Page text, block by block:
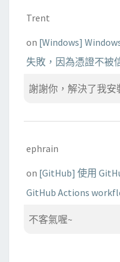
Trent
on [Windows]
失敗，因為憑證不被
謝謝你，解決了我安
ephrain
on [GitHub] 使用
GitHub Actions
不客氣喔~